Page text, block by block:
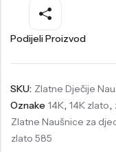
Podijeli Proizvod
SKU: Zlatne Dječije
Oznake 14K, 14K zlato,
Zlatne Naušnice za
zlato 585
Daniel Klein
Festina
Diesel